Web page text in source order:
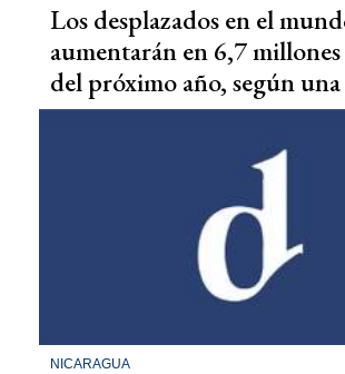
Los desplazados en el
aumentarán en 6,7
del próximo año, según
NICARAGUA